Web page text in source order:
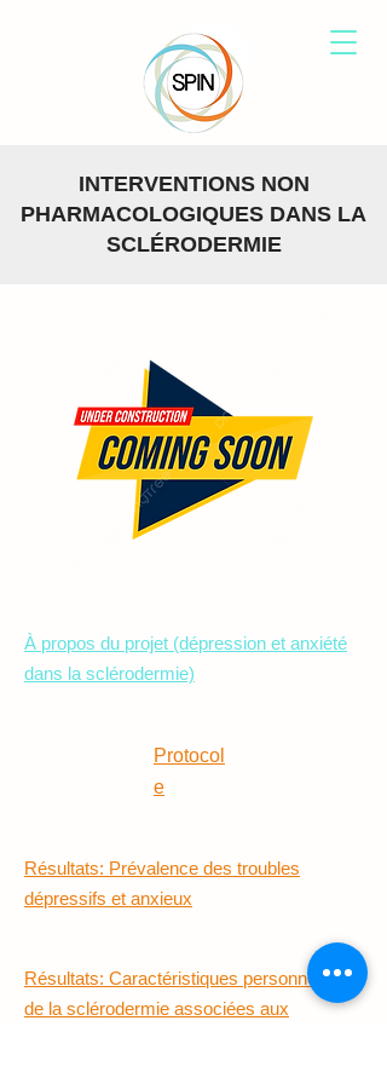
INTERVENTIONS NON
PHARMACOLOGIQUES DANS LA
SCLÉRODERMIE
À propos du projet (dépression et anxiété
dans la sclérodermie)
Protocol
e
Résultats: Prévalence des troubles
dépressifs et anxieux
Résultats: Caractéristiques personnelles et
de la sclérodermie associées aux